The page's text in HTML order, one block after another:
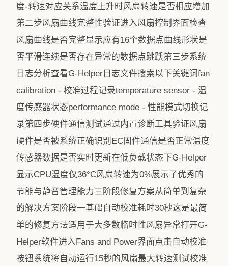
度-转速对应关系温度上升时风扇转速是否相应增加
第二步风扇曲线完整性验证进入风扇控制界面检查
风扇曲线是否完整显示应有16个数据点曲线形状是
否平滑连续是否存在异常的数据点跳跃第三步系统
日志分析查看G-Helper日志文件搜索以下关键词fan
calibration - 校准过程记录temperature sensor - 温
度传感器状态performance mode - 性能模式切换记
录第四步硬件通信测试通过内置诊断工具验证风扇
硬件是否被系统正确识别EC固件通信是否正常温度
传感器数据是否实时更新在低负载状态下G-Helper
显示CPU温度仅36°C风扇转速为0%展示了优秀的
节能与静音管理能力三阶段修复方案从简单到复杂
的解决方案阶段一基础自动校准耗时30秒这是最简
单的修复方法适用于大多数临时性风扇异常打开G-
Helper软件进入Fans and Power界面点击自动校准
按钮系统将自动运行15秒的风扇最大转速测试校准